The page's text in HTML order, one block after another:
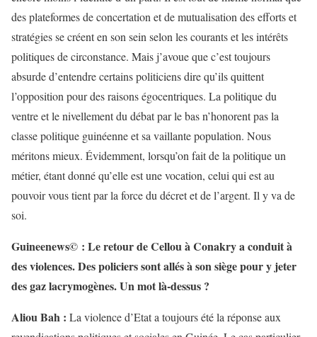
des plateformes de concertation et de mutualisation des efforts et
stratégies se créent en son sein selon les courants et les intérêts
politiques de circonstance. Mais j’avoue que c’est toujours
absurde d’entendre certains politiciens dire qu’ils quittent
l’opposition pour des raisons égocentriques. La politique du
ventre et le nivellement du débat par le bas n’honorent pas la
classe politique guinéenne et sa vaillante population. Nous
méritons mieux. Évidemment, lorsqu’on fait de la politique un
métier, étant donné qu’elle est une vocation, celui qui est au
pouvoir vous tient par la force du décret et de l’argent. Il y va de
soi.
Guineenews© : Le retour de Cellou à Conakry a conduit à
des violences. Des policiers sont allés à son siège pour y jeter
des gaz lacrymogènes. Un mot là-dessus ?
AliouBah : La violence d’Etat a toujours été la réponse aux